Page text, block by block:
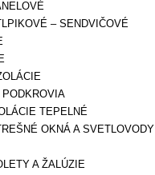
– SENDVIČOVÉ
TEPELNÉ
OKNÁ A SVETLOVODY
A ŽALÚZIE